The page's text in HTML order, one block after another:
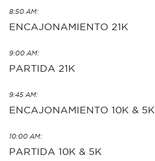
8:50 AM:
ENCAJONAMIENTO 21K
9:00 AM:
PARTIDA 21K
9:45 AM:
ENCAJONAMIENTO 10K & 5K
10:00 AM:
PARTIDA 10K & 5K